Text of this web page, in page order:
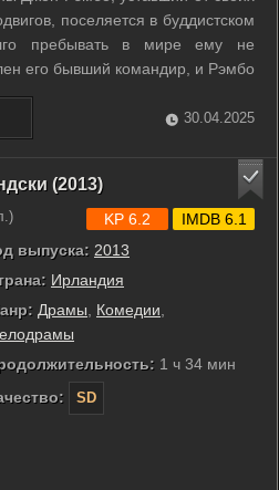
поселяется в буддистском
пребывать в мире ему не
его бывший командир, и Рэмбо
вступая в отчаянную и неравную
30.04.2025
(2013)
выпуска: 2013
Ирландия
Драмы Комедии
1 ч 34 мин
SD
KP 6.2 IMDB 6.1